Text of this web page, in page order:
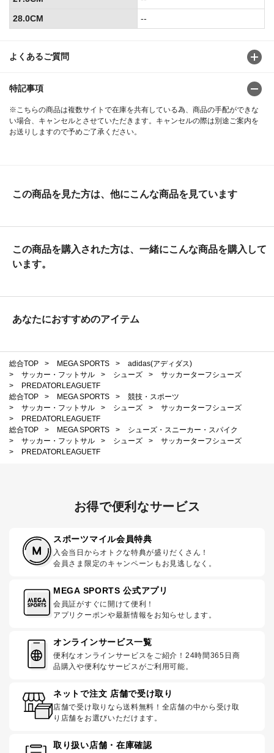
よくあるご質問
特記事項
※こちらの商品は複数サイトで在庫を共有している為、商品の手配ができな
い場合、キャンセルとさせていただきます。キャンセルの際は別途ご案内を
お送りしますので予めご了承ください。
28.0CM
--
この商品を見た方は、他にこんな商品を見ています
この商品を購入された方は、一緒にこんな商品を購入して
います。
あなたにおすすめのアイテム
総合TOP > MEGA SPORTS >
adidas(アディダス)
>
サッカー・フットサル > シューズ >
サッカーターフシューズ
>
PREDATORLEAGUETF
総合TOP
> MEGA SPORTS >
競技・スポーツ
>
サッカー・フットサル > シューズ >
サッカーターフシューズ
>
PREDATORLEAGUETF
総合TOP
> MEGA SPORTS >
シューズ・スニーカー・スパイク
>
サッカー・フットサル > シューズ >
サッカーターフシューズ
>
PREDATORLEAGUETF
お得で便利なサービス
スポーツマイル会員特典
入会当日からオトクな特典が盛りだくさん！
会員さま限定のキャンペーンもお見逃しなく。
MEGA SPORTS 公式アプリ
会員証がすぐに開けて便利！
アプリクーポンや最新情報をお知らせします。
オンラインサービス一覧
便利なオンラインサービスをご紹介！24時間365日商
品購入や便利なサービスがご利用可能。
ネットで注文 店舗で受け取り
店舗で受け取りなら送料無料！全店舗の中から受け取
り店舗をお選びいただけます。
取り扱い店舗・在庫確認